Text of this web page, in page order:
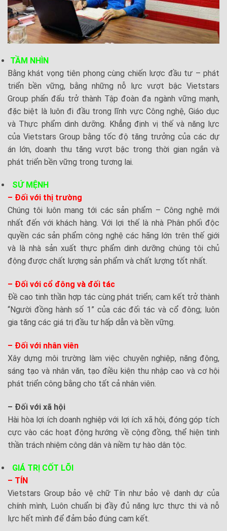
TẦM NHÌN
Bằng khát vọng tiên phong cùng chiến lược đầu tư – phát
triển bền vững, bằng những nỗ lực vượt bậc Vietstars
Group phấn đấu trở thành Tập đoàn đa ngành vững mạnh,
đặc biệt là luôn đi đầu trong lĩnh vực Công nghệ, Giáo dục
và Thực phẩm dinh dưỡng. Khẳng định vị thế và năng lực
của Vietstars Group bằng tốc độ tăng trưởng của các dự
án lớn, doanh thu tăng vượt bậc trong thời gian ngắn và
phát triển bền vững trong tương lai.
SỨ MỆNH
– Đối với thị trường
Chúng tôi luôn mang tới các sản phẩm – Công nghệ mới
nhất đến với khách hàng. Với lợi thế là nhà Phân phối độc
quyền các sản phẩm công nghệ các hãng lớn trên thế giới
và là nhà sản xuất thực phẩm dinh dưỡng chúng tôi chủ
động được chất lượng sản phẩm và chất lượng tốt nhất.
– Đối với cổ đông và đối tác
Đề cao tinh thần hợp tác cùng phát triển; cam kết trở thành
“Người đồng hành số 1” của các đối tác và cổ đông; luôn
gia tăng các giá trị đầu tư hấp dẫn và bền vững.
– Đối với nhân viên
Xây dựng môi trường làm việc chuyên nghiệp, năng động,
sáng tạo và nhân văn, tạo điều kiện thu nhập cao và cơ hội
phát triển công bằng cho tất cả nhân viên.
– Đối với xã hội
Hài hòa lợi ích doanh nghiệp với lợi ích xã hội, đóng góp tích
cực vào các hoạt động hướng về cộng đồng, thể hiện tinh
thần trách nhiệm công dân và niềm tự hào dân tộc.
GIÁ TRỊ CỐT LÕI
– TÍN
Vietstars Group bảo vệ chữ Tín như bảo vệ danh dự của
chính mình, Luôn chuẩn bị đầy đủ năng lực thực thi và nỗ
lực hết mình để đảm bảo đúng cam kết.